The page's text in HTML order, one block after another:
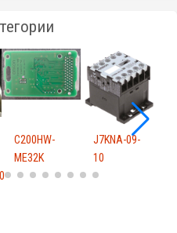
C200HW-
ME32K
J7KNA-09-
10